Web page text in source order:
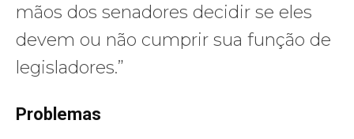
mãos dos senadores decidir se eles
devem ou não cumprir sua função de
legisladores.”
Problemas